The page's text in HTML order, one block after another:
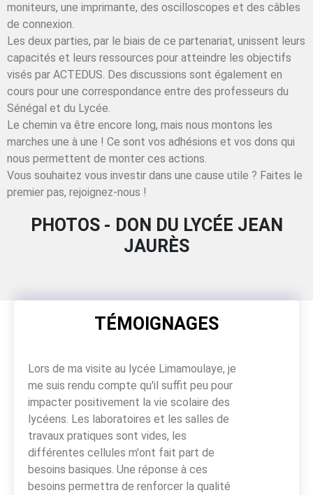
moniteurs, une imprimante, des oscilloscopes et des câbles
de connexion.
Les deux parties, par le biais de ce partenariat, unissent leurs
capacités et leurs ressources pour atteindre les objectifs
visés par ACTEDUS. Des discussions sont également en
cours pour une correspondance entre des professeurs du
Sénégal et du Lycée.
Le chemin va être encore long, mais nous montons les
marches une à une ! Ce sont vos adhésions et vos dons qui
nous permettent de monter ces actions.
Vous souhaitez vous investir dans une cause utile ? Faites le
premier pas, rejoignez-nous !
PHOTOS - DON DU LYCÉE JEAN
JAURÈS
TÉMOIGNAGES
Lors de ma visite au lycée Limamoulaye, je
me suis rendu compte qu'il suffit peu pour
impacter positivement la vie scolaire des
lycéens. Les laboratoires et les salles de
travaux pratiques sont vides, les
différentes cellules m'ont fait part de
besoins basiques. Une réponse à ces
besoins permettra de renforcer la qualité